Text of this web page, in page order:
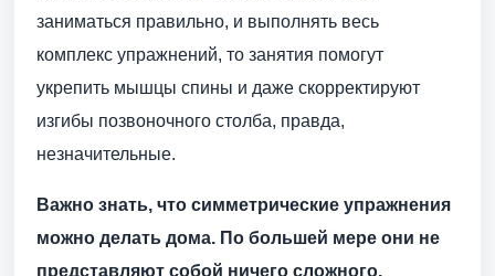
заниматься правильно, и выполнять весь
комплекс упражнений, то занятия помогут
укрепить мышцы спины и даже скорректируют
изгибы позвоночного столба, правда,
незначительные.
Важно знать, что симметрические упражнения
можно делать дома. По большей мере они не
представляют собой ничего сложного.